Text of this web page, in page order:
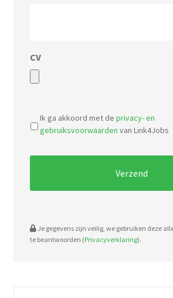
CV
types:
pdf,
doc.
Ik ga akkoord met de privacy- en
gebruiksvoorwaarden van Link4Jobs
Je gegevens zijn veilig, we gebruiken deze
te beantwoorden (Privacyverklaring).